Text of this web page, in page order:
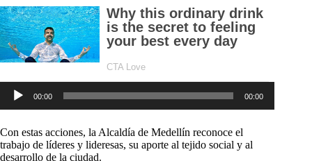
Reproductor
audio
00:00 00:00
Con estas acciones, la Alcaldía de Medellín reconoce el
trabajo de líderes y lideresas, su aporte al tejido social y al
desarrollo de la ciudad.